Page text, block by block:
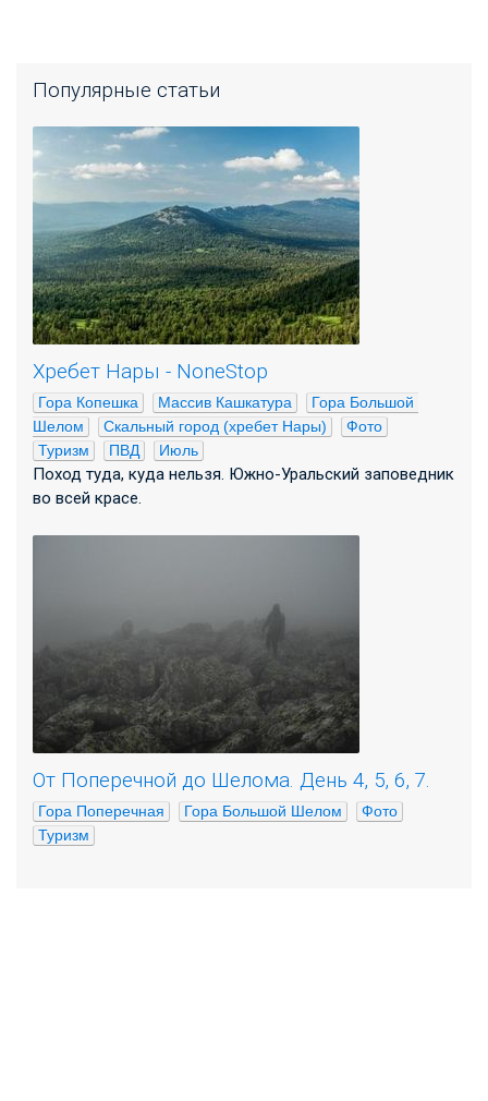
Популярные статьи
Хребет Нары - NoneStop
Гора Копешка Массив Кашкатура
Гора Большой
Шелом
Скальный город (хребет Нары)
Фото
Туризм
ПВД Июль
Поход туда, куда нельзя. Южно-Уральский заповедник
во всей красе.
От Поперечной до Шелома. День 4, 5, 6, 7.
Гора Поперечная Гора Большой Шелом
Фото
Туризм